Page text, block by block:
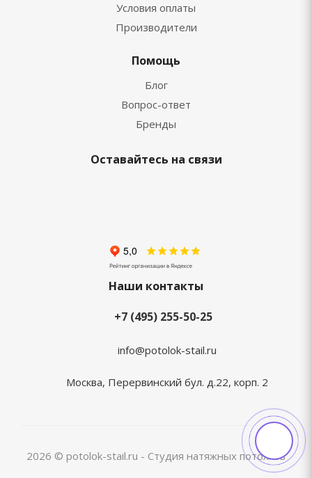
Условия оплаты
Производители
Помощь
Блог
Вопрос-ответ
Бренды
Оставайтесь на связи
Наши контакты
+7 (495) 255-50-25
info@potolok-stail.ru
Москва, Перервинский бул. д.22, корп. 2
2026 © potolok-stail.ru - Студия натяжных потолков